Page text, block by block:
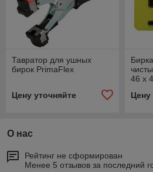
Тавратор для ушных
бирок PrimaFlex
Цену уточняйте
46 x
Цену
О нас
Рейтинг не сформирован
Менее 5 отзывов за последний